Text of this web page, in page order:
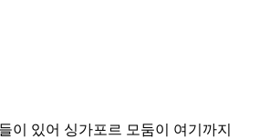
이 있어 싱가포르 모둠이 여기까지